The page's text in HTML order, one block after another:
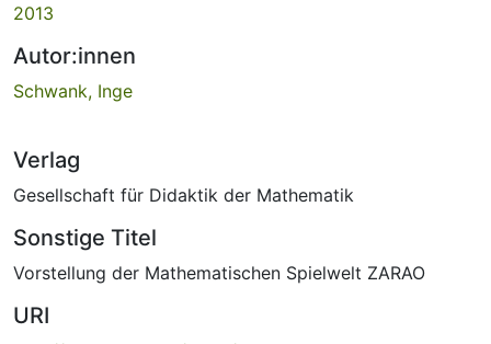
2013
Autor:innen
Schwank, Inge
Verlag
Gesellschaft für Didaktik der Mathematik
Sonstige Titel
Vorstellung der Mathematischen Spielwelt ZARAO
URI